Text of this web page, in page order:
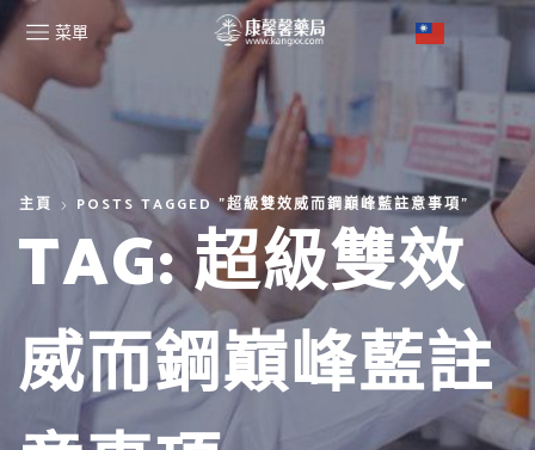
菜單
主頁 POSTS TAGGED "超級雙效威而鋼巔峰藍註意事項"
TAG: 超級雙效
威而鋼巔峰藍註